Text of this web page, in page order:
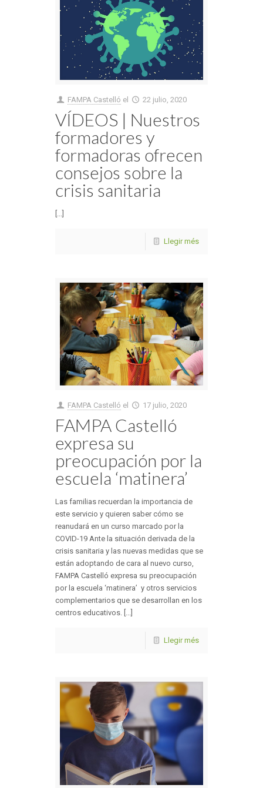
FAMPA Castelló el 22 julio, 2020
VÍDEOS | Nuestros
formadores y
formadoras ofrecen
consejos sobre la
crisis sanitaria
[...]
Llegir més
FAMPA Castelló el 17 julio, 2020
FAMPA Castelló
expresa su
preocupación por la
escuela ‘matinera’
Las familias recuerdan la importancia de
este servicio y quieren saber cómo se
reanudará en un curso marcado por la
COVID-19 Ante la situación derivada de la
crisis sanitaria y las nuevas medidas que se
están adoptando de cara al nuevo curso,
FAMPA Castelló expresa su preocupación
por la escuela ‘matinera’ y otros servicios
complementarios que se desarrollan en los
centros educativos. [...]
Llegir més